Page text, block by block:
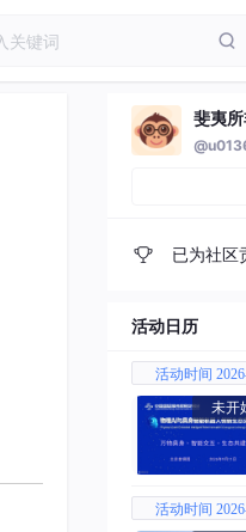
斐夷
已为社区
活动日历
活动时间
未开
活动时间